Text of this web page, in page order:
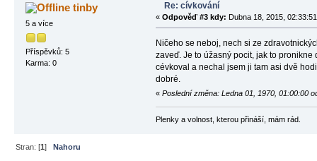
tinby
5 a více
Příspěvků: 5
Karma: 0
Re: cívkování
« Odpověď #3 kdy: Dubna 18, 2015,
Ničeho se neboj, nech si ze
zaveď. Je to úžasný pocit, jak to
cévkoval a nechal jsem ji tam asi dvě
dobré.
« Poslední změna: Ledna 01, 1970, 01:00:00
Plenky a volnost, kterou přináší, mám rád.
Stran: [1] Nahoru